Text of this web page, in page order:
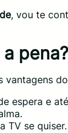
, vou te
pena?
vantagens
espera e
TV se quiser.